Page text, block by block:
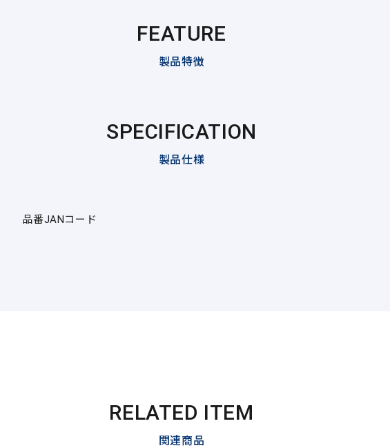
FEATURE
製品特徴
SPECIFICATION
製品仕様
品番JANコード
RELATED ITEM
関連商品